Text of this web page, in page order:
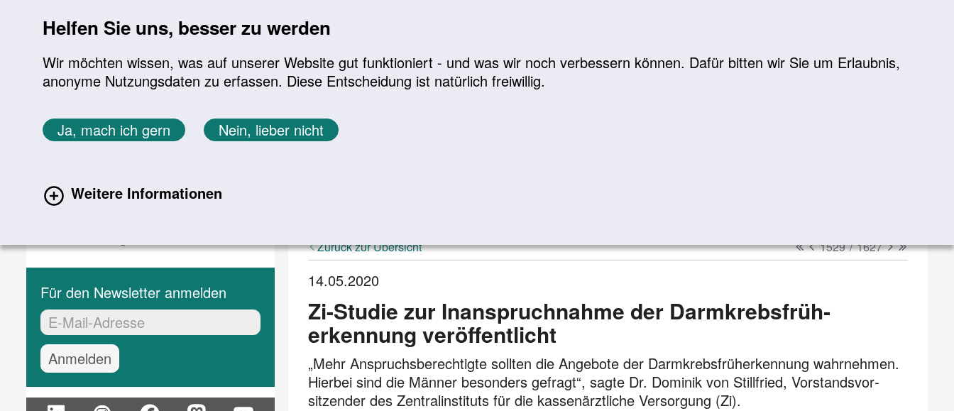
Helfen Sie uns, besser zu werden
Wir möchten wissen, was auf unserer Website gut funktioniert - und was wir noch verbessern können. Dafür bitten wir Sie um Erlaubnis,
anonyme Nutzungsdaten zu erfassen. Diese Entscheidung ist natürlich freiwillig.
Ja, mach ich gern Nein, lieber nicht
Weitere Informationen
Sie befinden sich hier:
Startseite Aktuelles Aktuelle Meldungen
Aktuelle Meldungen
Für den Newsletter anmelden
EMail-Adresse:*
Zurück zur Übersicht erster
vorheriger
1529/1627nächster
letzter
14.05.2020
Zi-Studie zur Inanspruchnahme der Darmkrebs­früh­
erkennung veröffentlicht
„Mehr Anspruchsberechtigte sollten die Angebote der Darmkrebsfrüherkennung wahrnehmen.
Hierbei sind die Männer besonders gefragt“, sagte Dr. Dominik von Stillfried, Vorstands­vor­
sitzender des Zentralinstituts für die kassenärztliche Versorgung (Zi).